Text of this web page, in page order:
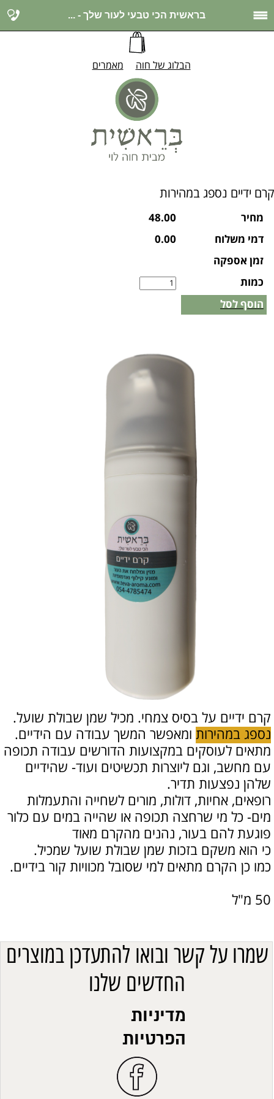
בראשית הכי טבעי לעור שלך - ...
הבלוג של חוה מאמרים
קרם ידיים נספג במהירות
מחיר
48.00
דמי משלוח
0.00
זמן אספקה
כמות
הוסף לסל
קרם ידיים על בסיס צמחי. מכיל שמן שבולת שועל.
נספג במהירות ומאפשר המשך עבודה עם הידיים.
מתאים לעוסקים במקצועות הדורשים עבודה תכופה
עם מחשב, וגם ליוצרות תכשיטים ועוד- שהידיים
שלהן נפצעות תדיר.
רופאים, אחיות, דולות, מורים לשחייה והתעמלות
מים- כל מי שרחצה תכופה או שהייה במים עם כלור
פוגעת להם בעור, נהנים מהקרם מאוד
כי הוא משקם בזכות שמן שבולת שועל שמכיל.
כמו כן הקרם מתאים למי שסובל מכוויות קור בידיים.
50 מ"ל
שמרו על קשר ובואו להתעדכן במוצרים
החדשים שלנו
מדיניות
הפרטיות